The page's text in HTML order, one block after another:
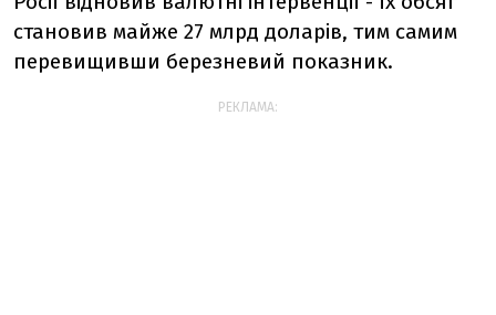
становив майже 27 млрд доларів, тим самим
перевищивши березневий показник.
РЕКЛАМА: